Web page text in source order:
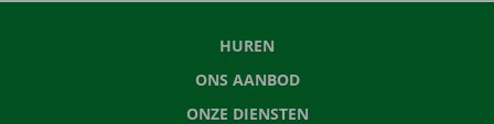
HUREN
ONS AANBOD
ONZE DIENSTEN